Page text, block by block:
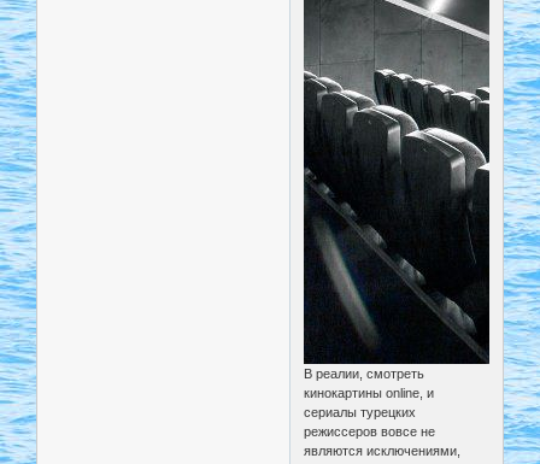
В реалии, смотреть
кинокартины online, и
сериалы турецких
режиссеров вовсе не
являются исключениями,